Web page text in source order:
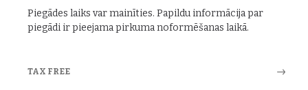
Piegādes laiks var mainīties. Papildu informācija par
piegādi ir pieejama pirkuma noformēšanas laikā.
TAX FREE